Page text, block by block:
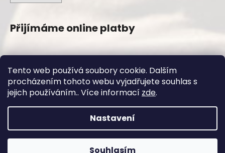
Tento web používá soubory cookie. Dalším
procházením tohoto webu vyjadřujete souhlas s
jejich používáním.. Více informací zde.
Nastavení
Souhlasím
Přijímáme online platby
Vytvořil Shoptet
Copyright 2026